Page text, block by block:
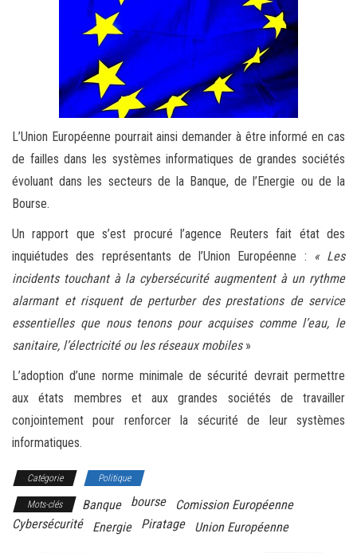
L’Union Européenne pourrait ainsi demander à être informé en cas
de failles dans les systèmes informatiques de grandes sociétés
évoluant dans les secteurs de la Banque, de l’Energie ou de la
Bourse.
Un rapport que s’est procuré l’agence Reuters fait état des
inquiétudes des représentants de l’Union Européenne :
« Les
incidents touchant à la cybersécurité augmentent à un rythme
alarmant et risquent de perturber des prestations de service
essentielles que nous tenons pour acquises comme l’eau, le
sanitaire, l’électricité ou les réseaux mobiles»
L’adoption d’une norme minimale de sécurité devrait permettre
aux états membres et aux grandes sociétés de travailler
conjointement pour renforcer la sécurité de leur systèmes
informatiques.
Catégorie Politique
Mots-clés Banque bourse
Comission Européenne
Cybersécurité
Energie Piratage Union Européenne